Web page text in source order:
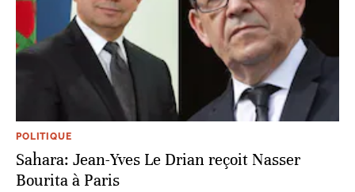
POLITIQUE
Sahara: Jean-Yves Le Drian reçoit Nasser
Bourita à Paris